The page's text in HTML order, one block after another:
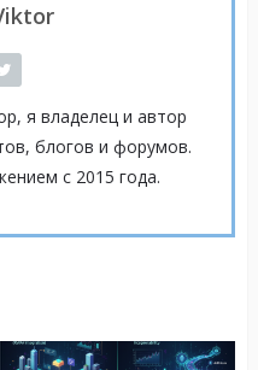
я владелец и автор
блогов и форумов.
с 2015 года.